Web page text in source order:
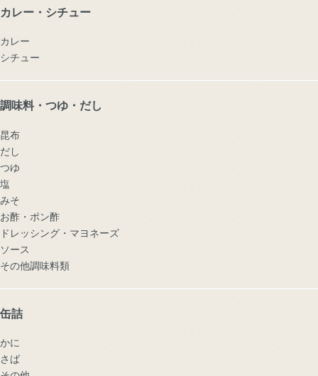
カレー・シチュー
カレー
シチュー
調味料・つゆ・だし
昆布
だし
つゆ
塩
みそ
お酢・ポン酢
ドレッシング・マヨネーズ
ソース
その他調味料類
缶詰
かに
さば